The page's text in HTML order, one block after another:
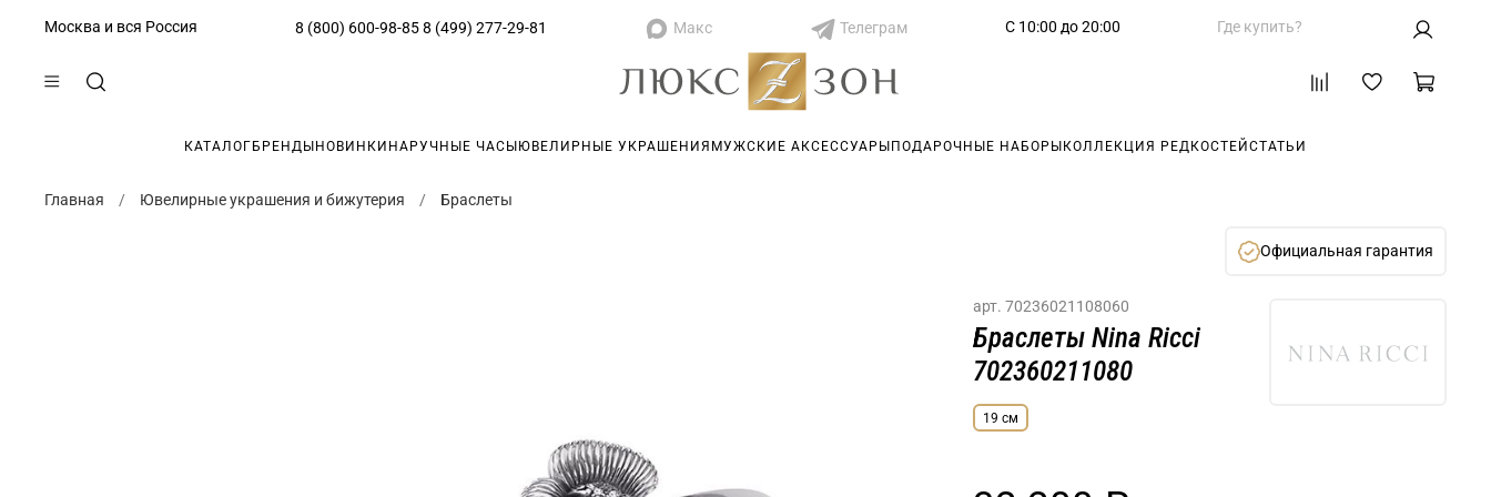
Москва и вся Россия 8 (800) 600-98-85 8 (499) 277-29-81 Макс Телеграм С 10:00 до 20:00 Где купить?
КАТАЛОГ БРЕНДЫ НОВИНКИ НАРУЧНЫЕ ЧАСЫ ЮВЕЛИРНЫЕ УКРАШЕНИЯ МУЖСКИЕ АКСЕССУАРЫ ПОДАРОЧНЫЕ НАБОРЫ КОЛЛЕКЦИЯ РЕДКОСТЕЙ СТАТЬИ
Главная Ювелирные украшения и бижутерия Браслеты
Официальная гарантия
арт. 70236021108060
Браслеты Nina Ricci
702360211080
19 см